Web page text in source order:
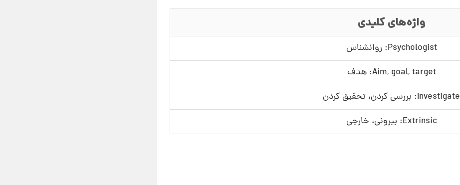
واژه‌های کلیدی
Psychologist: روانشناس
Aim, goal, target: هدف
Investigate: بررسی کردن، تحقیق کردن
Extrinsic: بیرونی، خارجی